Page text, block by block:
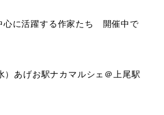
心に活躍する作家たち 開催中で
）あげお駅ナカマルシェ＠上尾駅